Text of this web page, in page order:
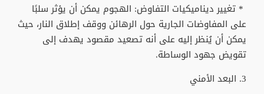
* تغيير ديناميكيات التفاوض: الهجوم يمكن أن يؤثر سلبًا
على المفاوضات الجارية حول الرهائن ووقف إطلاق النار، حيث
يمكن أن يُنظر إليه على أنه تصعيد مقصود يهدف إلى
تقويض جهود الوساطة.
3. البعد الأمني